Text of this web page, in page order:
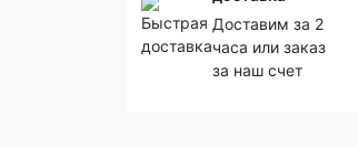
Доставим за 2
часа или заказ
за наш счет